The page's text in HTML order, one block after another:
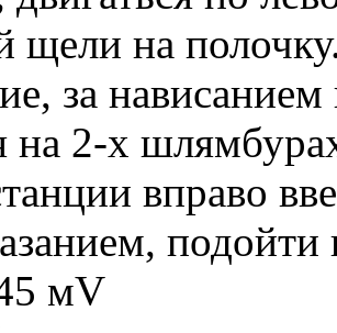
щели на
за
на 2-х
вправо
мV